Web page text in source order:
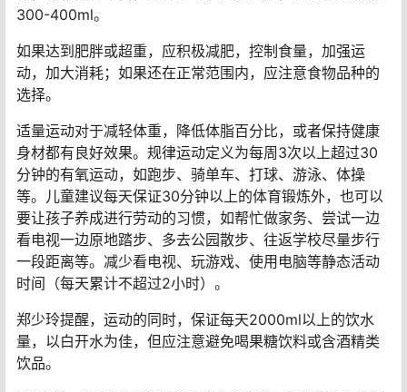
荔枝、苹果、菠萝、柿子等，可以多吃樱桃、猕猴桃、西
在药物控制尿酸的同时，家长如何为孩子配餐，配合治疗
呢？郑少玲建议，家长应为孩子建立良好膳食制度，保证
食，食物品种丰富，每样少吃，越杂越好，建议每天饮奶
300-400ml。
如果达到肥胖或超重，应积极减肥，控制食量，加强运
动，加大消耗；如果还在正常范围内，应注意食物品种的
选择。
适量运动对于减轻体重，降低体脂百分比，或者保持健康
身材都有良好效果。规律运动定义为每周3次以上超过30
分钟的有氧运动，如跑步、骑单车、打球、游泳、体操
等。儿童建议每天保证30分钟以上的体育锻炼外，也可以
要让孩子养成进行劳动的习惯，如帮忙做家务、尝试一边